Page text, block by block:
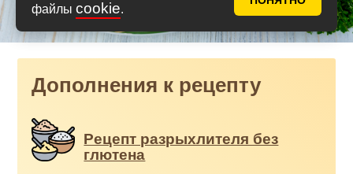
файлы cookie.
Дополнения к рецепту
Рецепт разрыхлителя без
глютена